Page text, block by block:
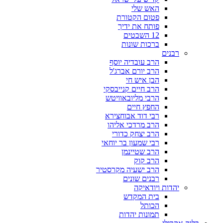
האש שלי
פטום הקטורת
פותח את ידיך
12 השבטים
ברכות שונות
רבנים
הרב עובדיה יוסף
הרב יורם אברג'ל
הבן איש חי
הרב חיים קנייבסקי
הרבי מליובאוויטש
החפץ חיים
רבי דוד אבוחצירא
הרב מרדכי אליהו
הרב יצחק כדורי
רבי שמעון בר יוחאי
הרב שטיינמן
הרב קוק
הרב ישעיה מקרסטיר
רבנים שונים
יהדות ויודאיקה
בית המקדש
הכותל
תמונות יהדות